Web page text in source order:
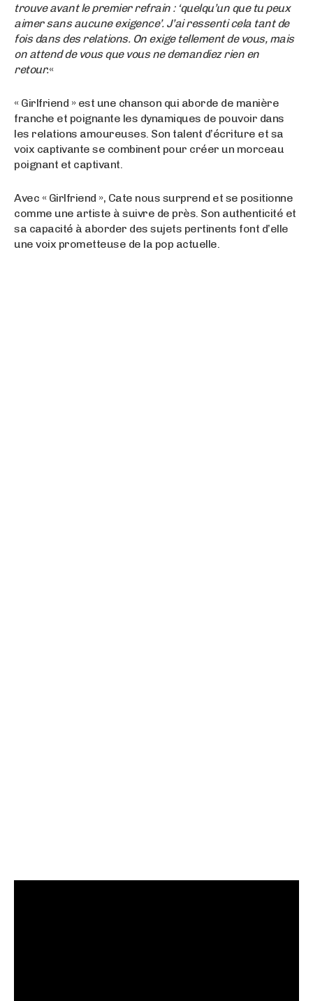
trouve avant le premier refrain : ‘quelqu’un que tu peux
aimer sans aucune exigence’. J’ai ressenti cela tant de
fois dans des relations. On exige tellement de vous, mais
on attend de vous que vous ne demandiez rien en
retour.«
« Girlfriend » est une chanson qui aborde de manière
franche et poignante les dynamiques de pouvoir dans
les relations amoureuses. Son talent d’écriture et sa
voix captivante se combinent pour créer un morceau
poignant et captivant.
Avec « Girlfriend », Cate nous surprend et se positionne
comme une artiste à suivre de près. Son authenticité et
sa capacité à aborder des sujets pertinents font d’elle
une voix prometteuse de la pop actuelle.